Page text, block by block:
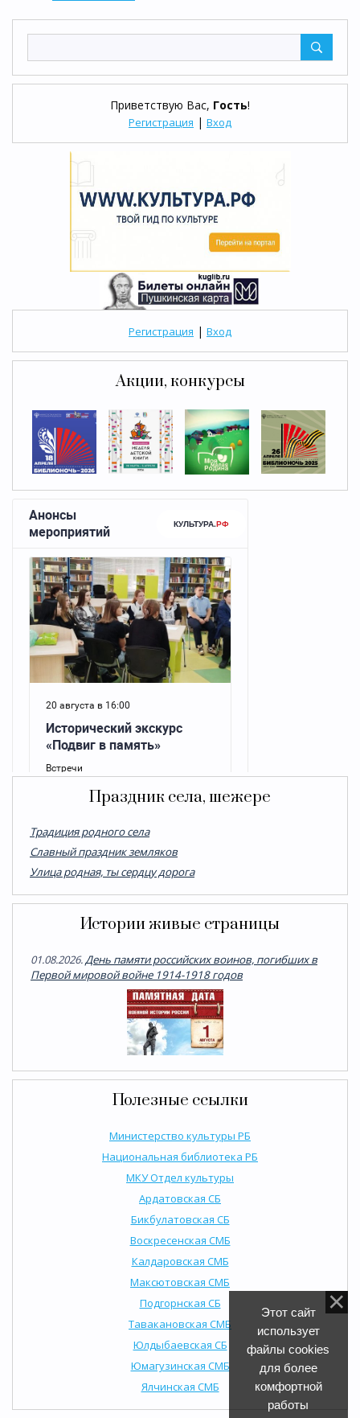
Приветствую Вас, Гость!
Регистрация | Вход
Регистрация | Вход
Акции, конкурсы
Праздник села, шежере
Традиция родного села
Cлавный праздник земляков
Улица родная, ты сердцу дорога
Истории живые страницы
01.08.2026.День памяти российских воинов, погибших в
Первой мировой войне 1914-1918 годов
Полезные ссылки
Министерство культуры РБ
Национальная библиотека РБ
МКУ Отдел культуры
Ардатовская СБ
Бикбулатовская СБ
Воскресенская СМБ
Калдаровская СМБ
Максютовская СМБ
Подгорнская СБ
Тавакановская СМБ
Юлдыбаевская СБ
Юмагузинская СМБ
Ялчинская СМБ
Этот сайт
использует
файлы cookies
для более
комфортной
работы